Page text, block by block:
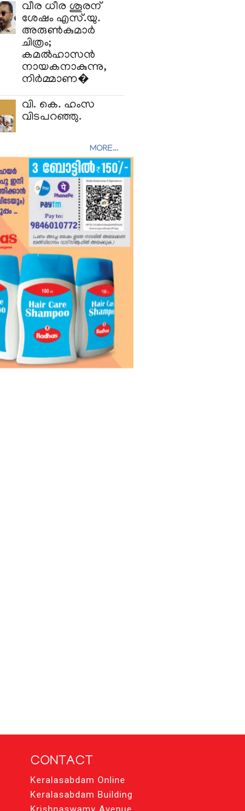
വീര ധീര ശൂരന്
ശേഷം എസ്.യു.
അരുൺകുമാർ
ചിത്രം;
കമൽഹാസൻ
നായകനാകുന്നു,
നിർമ്മാണ�
വി. കെ. ഹംസ
വിടപറഞ്ഞു.
MORE...
CONTACT
Keralasabdam Online
Keralasabdam Building